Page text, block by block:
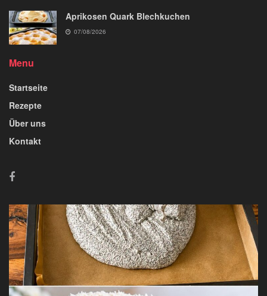
Aprikosen Quark Blechkuchen
07/08/2026
Menu
Startseite
Rezepte
Über uns
Kontakt